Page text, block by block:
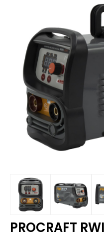
PROCRAFT